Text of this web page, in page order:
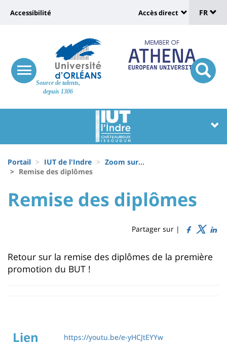
Site
Source de talents,
depuis 1306
Recherche
responsive
menu
button
Université
vers
page
accessibilité
Accessibilité
:
Shortcut
links
Accès direct
de
FR
Block
liste
composantes
d'Ariane
Portail IUT de l'Indre
Zoom sur...
Remise des diplômes
University
University
content
Titre
Remise des diplômes
Partager sur |
Contenu
de
Retour sur la remise des diplômes de la première
promotion du BUT !
Lien https://youtu.be/e-yHCJtEYYw